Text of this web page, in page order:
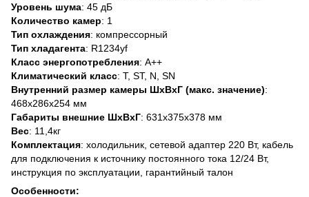
Уровень шума: 45 дБ
Количество камер: 1
Тип охлаждения: компрессорный
Тип хладагента: R1234yf
Класс энергопотребления: А++
Климатический класс: T, ST, N, SN
Внутренний размер камеры ШхВхГ (макс. значение):
468х286х254 мм
Габариты внешние ШхВхГ: 631x375x378 мм
Вес: 11,4кг
Комплектация: холодильник, сетевой адаптер 220 Вт, кабель
для подключения к источнику постоянного тока 12/24 Вт,
инструкция по эксплуатации, гарантийный талон
Особенности: